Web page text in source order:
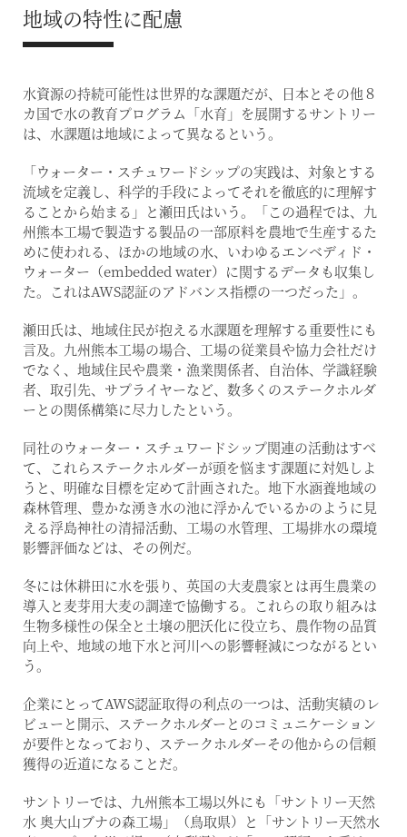
地域の特性に配慮
水資源の持続可能性は世界的な課題だが、日本とその他８
カ国で水の教育プログラム「水育」を展開するサントリー
は、水課題は地域によって異なるという。
「ウォーター・スチュワードシップの実践は、対象とする
流域を定義し、科学的手段によってそれを徹底的に理解す
ることから始まる」と瀬田氏はいう。「この過程では、九
州熊本工場で製造する製品の一部原料を農地で生産するた
めに使われる、ほかの地域の水、いわゆるエンベディド・
ウォーター（embedded water）に関するデータも収集し
た。これはAWS認証のアドバンス指標の一つだった」。
瀬田氏は、地域住民が抱える水課題を理解する重要性にも
言及。九州熊本工場の場合、工場の従業員や協力会社だけ
でなく、地域住民や農業・漁業関係者、自治体、学識経験
者、取引先、サプライヤーなど、数多くのステークホルダ
ーとの関係構築に尽力したという。
同社のウォーター・スチュワードシップ関連の活動はすべ
て、これらステークホルダーが頭を悩ます課題に対処しよ
うと、明確な目標を定めて計画された。地下水涵養地域の
森林管理、豊かな湧き水の池に浮かんでいるかのように見
える浮島神社の清掃活動、工場の水管理、工場排水の環境
影響評価などは、その例だ。
冬には休耕田に水を張り、英国の大麦農家とは再生農業の
導入と麦芽用大麦の調達で協働する。これらの取り組みは
生物多様性の保全と土壌の肥沃化に役立ち、農作物の品質
向上や、地域の地下水と河川への影響軽減につながるとい
う。
企業にとってAWS認証取得の利点の一つは、活動実績のレ
ビューと開示、ステークホルダーとのコミュニケーション
が要件となっており、ステークホルダーその他からの信頼
獲得の近道になることだ。
サントリーでは、九州熊本工場以外にも「サントリー天然
水 奥大山ブナの森工場」（鳥取県）と「サントリー天然水